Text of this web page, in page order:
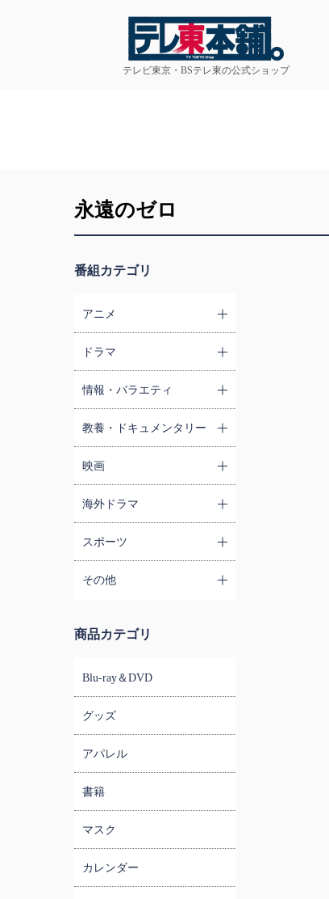
テレビ東京・BSテレ東の公式ショップ
番組カテゴリ
アニメ
ドラマ
情報・バラエティ
教養・ドキュメンタリー
映画
海外ドラマ
スポーツ
その他
商品カテゴリ
Blu-ray＆DVD
グッズ
アパレル
書籍
マスク
カレンダー
永遠のゼロ